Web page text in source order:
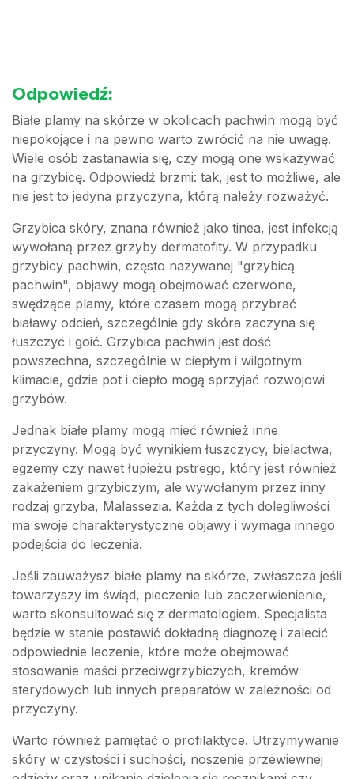
Odpowiedź:
Białe plamy na skórze w okolicach pachwin mogą być
niepokojące i na pewno warto zwrócić na nie uwagę.
Wiele osób zastanawia się, czy mogą one wskazywać
na grzybicę. Odpowiedź brzmi: tak, jest to możliwe, ale
nie jest to jedyna przyczyna, którą należy rozważyć.
Grzybica skóry, znana również jako tinea, jest infekcją
wywołaną przez grzyby dermatofity. W przypadku
grzybicy pachwin, często nazywanej "grzybicą
pachwin", objawy mogą obejmować czerwone,
swędzące plamy, które czasem mogą przybrać
białawy odcień, szczególnie gdy skóra zaczyna się
łuszczyć i goić. Grzybica pachwin jest dość
powszechna, szczególnie w ciepłym i wilgotnym
klimacie, gdzie pot i ciepło mogą sprzyjać rozwojowi
grzybów.
Jednak białe plamy mogą mieć również inne
przyczyny. Mogą być wynikiem łuszczycy, bielactwa,
egzemy czy nawet łupieżu pstrego, który jest również
zakażeniem grzybiczym, ale wywołanym przez inny
rodzaj grzyba, Malassezia. Każda z tych dolegliwości
ma swoje charakterystyczne objawy i wymaga innego
podejścia do leczenia.
Jeśli zauważysz białe plamy na skórze, zwłaszcza jeśli
towarzyszy im świąd, pieczenie lub zaczerwienienie,
warto skonsultować się z dermatologiem. Specjalista
będzie w stanie postawić dokładną diagnozę i zalecić
odpowiednie leczenie, które może obejmować
stosowanie maści przeciwgrzybiczych, kremów
sterydowych lub innych preparatów w zależności od
przyczyny.
Warto również pamiętać o profilaktyce. Utrzymywanie
skóry w czystości i suchości, noszenie przewiewnej